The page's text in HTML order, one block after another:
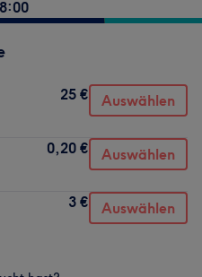
25 € Auswählen
0,20 € Auswählen
3 € Auswählen